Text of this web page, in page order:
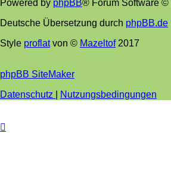
Powered by phpBB® Forum Software ©
Deutsche Übersetzung durch phpBB.de
Style proflatvon © Mazeltof2017
phpBB SiteMaker
Datenschutz
Nutzungsbedingungen